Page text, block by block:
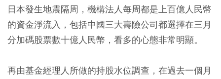
日本發生地震隔周，機構法人每周都是上百億人民幣
的資金淨流入，包括中國三大壽險公司都選擇在三月
分加碼股票數十億人民幣，看多的心態非常明顯。
再由基金經理人所做的持股水位調查，在過去一個月